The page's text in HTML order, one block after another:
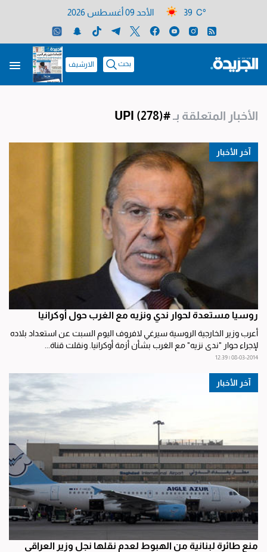
39 C° الأحد 09 أغسطس 2026
بحث الارشيف
الأخبار المتعلقة بـ#UPI
(278)
آخر الأخبار
روسيا مستعدة لحوار ندي ونزيه مع الغرب حول أوكرانيا
أعرب وزير الخارجية الروسية سيرغي لافروف اليوم السبت عن استعداد بلاده
لإجراء حوار "ندي نزيه" مع الغرب بشأن أزمة أوكرانيا. ونقلت قناة...
08-03-2014 | 12:39
آخر الأخبار
منع طائرة لبنانية من الهبوط لعدم نقلها نجل وزير العراقي